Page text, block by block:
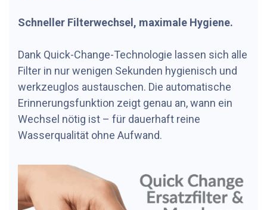
Schneller Filterwechsel, maximale Hygiene.
Dank Quick-Change-Technologie lassen sich alle
Filter in nur wenigen Sekunden hygienisch und
werkzeuglos austauschen. Die automatische
Erinnerungsfunktion zeigt genau an, wann ein
Wechsel nötig ist – für dauerhaft reine
Wasserqualität ohne Aufwand.